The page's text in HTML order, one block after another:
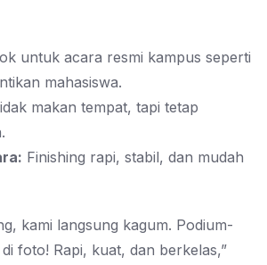
untuk acara resmi kampus seperti
mahasiswa.
makan tempat, tapi tetap
Finishing rapi, stabil, dan mudah
kami langsung kagum. Podium-
foto! Rapi, kuat, dan berkelas,”